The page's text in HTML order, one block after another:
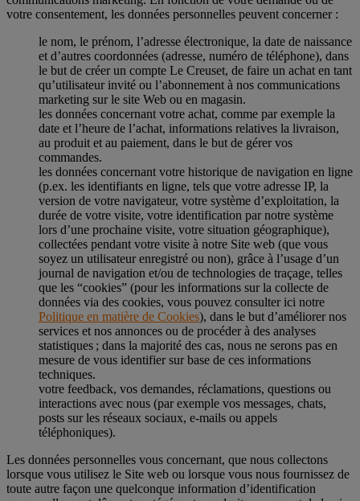
votre consentement, les données personnelles peuvent concerner :
le nom, le prénom, l’adresse électronique, la date de naissance
et d’autres coordonnées (adresse, numéro de téléphone), dans
le but de créer un compte Le Creuset, de faire un achat en tant
qu’utilisateur invité ou l’abonnement à nos communications
marketing sur le site Web ou en magasin.
les données concernant votre achat, comme par exemple la
date et l’heure de l’achat, informations relatives la livraison,
au produit et au paiement, dans le but de gérer vos
commandes.
les données concernant votre historique de navigation en ligne
(p.ex. les identifiants en ligne, tels que votre adresse IP, la
version de votre navigateur, votre système d’exploitation, la
durée de votre visite, votre identification par notre système
lors d’une prochaine visite, votre situation géographique),
collectées pendant votre visite à notre Site web (que vous
soyez un utilisateur enregistré ou non), grâce à l’usage d’un
journal de navigation et/ou de technologies de traçage, telles
que les “cookies” (pour les informations sur la collecte de
données via des cookies, vous pouvez consulter ici notre
Politique en matière de Cookies), dans le but d’améliorer nos
services et nos annonces ou de procéder à des analyses
statistiques ; dans la majorité des cas, nous ne serons pas en
mesure de vous identifier sur base de ces informations
techniques.
votre feedback, vos demandes, réclamations, questions ou
interactions avec nous (par exemple vos messages, chats,
posts sur les réseaux sociaux, e-mails ou appels
téléphoniques).
Les données personnelles vous concernant, que nous collectons
lorsque vous utilisez le Site web ou lorsque vous nous fournissez de
toute autre façon une quelconque information d’identification